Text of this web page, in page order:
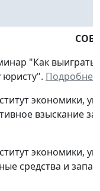
"Как
Подробнее
экономики,
взыскание
экономики,
средства и